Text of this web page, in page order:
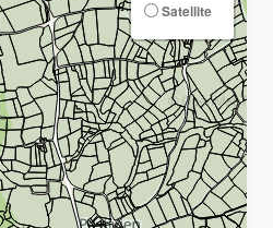
Satellite